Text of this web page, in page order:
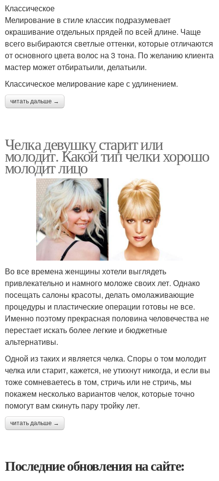
Классическое
Мелирование в стиле классик подразумевает
окрашивание отдельных прядей по всей длине. Чаще
всего выбираются светлые оттенки, которые отличаются
от основного цвета волос на 3 тона. По желанию клиента
мастер может отбиратьили, делатьили.
Классическое мелирование каре с удлинением.
читать дальше →
Челка девушку старит или
молодит. Какой тип челки хорошо
молодит лицо
Во все времена женщины хотели выглядеть
привлекательно и намного моложе своих лет. Однако
посещать салоны красоты, делать омолаживающие
процедуры и пластические операции готовы не все.
Именно поэтому прекрасная половина человечества не
перестает искать более легкие и бюджетные
альтернативы.
Одной из таких и является челка. Споры о том молодит
челка или старит, кажется, не утихнут никогда, и если вы
тоже сомневаетесь в том, стричь или не стричь, мы
покажем несколько вариантов челок, которые точно
помогут вам скинуть пару тройку лет.
читать дальше →
Последние обновления на сайте: